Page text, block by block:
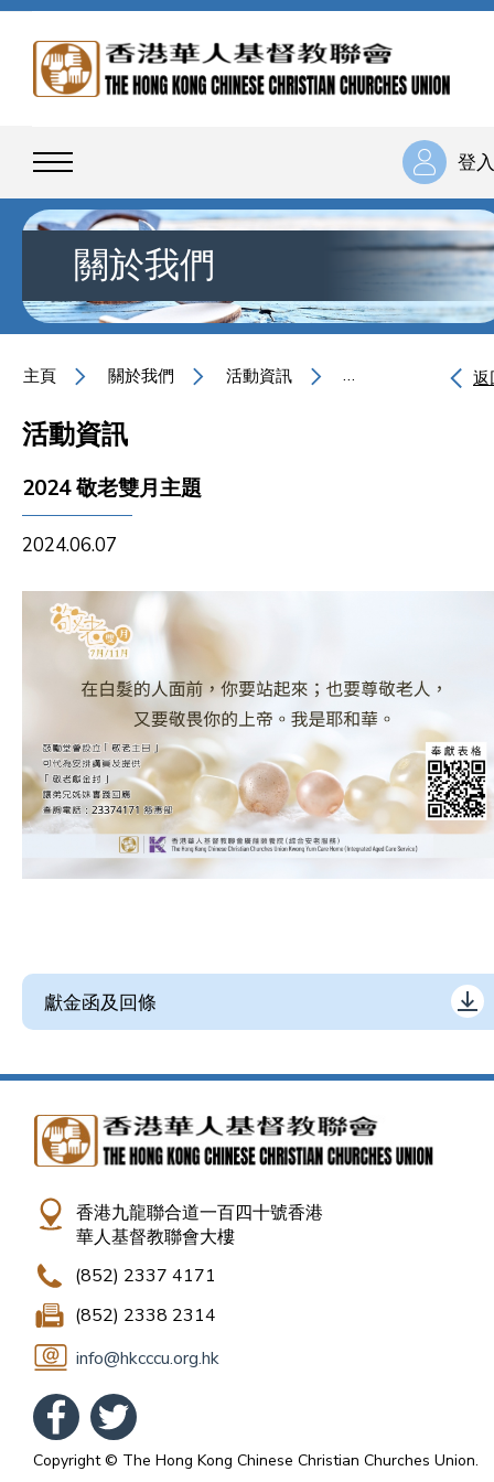
登入
關於我們
主頁 關於我們 活動資訊 2024 敬老雙月主題
返
活動資訊
2024 敬老雙月主題
2024.06.07
獻金函及回條
香港九龍聯合道一百四十號香港
華人基督教聯會大樓
(852) 2337 4171
(852) 2338 2314
info@hkcccu.org.hk
Copyright © The Hong Kong Chinese Christian Churches Union.